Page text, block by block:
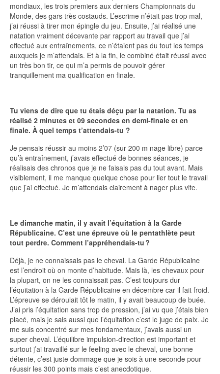
mondiaux, les trois premiers aux derniers Championnats du
Monde, des gars très costauds. L’escrime n’était pas trop mal,
j’ai réussi à tirer mon épingle du jeu. Ensuite, j’ai réalisé une
natation vraiment décevante par rapport au travail que j’ai
effectué aux entraînements, ce n’étaient pas du tout les temps
auxquels je m’attendais. Et à la fin, le combiné était réussi avec
un très bon tir, ce qui m’a permis de pouvoir gérer
tranquillement ma qualification en finale.
Tu viens de dire que tu étais déçu par la natation. Tu as
réalisé 2 minutes et 09 secondes en demi-finale et en
finale. À quel temps t’attendais-tu ?
Je pensais réussir au moins 2’07 (sur 200 m nage libre) parce
qu’à entraînement, j’avais effectué de bonnes séances, je
réalisais des chronos que je ne faisais pas du tout avant. Mais
visiblement, il me manque quelque chose pour lier tout le travail
que j’ai effectué. Je m’attendais clairement à nager plus vite.
Le dimanche matin, il y avait l’équitation à la Garde
Républicaine. C’est une épreuve où le pentathlète peut
tout perdre. Comment l’appréhendais-tu ?
Déjà, je ne connaissais pas le cheval. La Garde Républicaine
est l’endroit où on monte d’habitude. Mais là, les chevaux pour
la plupart, on ne les connaissait pas. C’est toujours dur
l’équitation à la Garde Républicaine en décembre car il fait froid.
L’épreuve se déroulait tôt le matin, il y avait beaucoup de buée.
J’ai pris l’équitation sans trop de pression, j’ai vu que j’étais bien
placé, mais je sais aussi que l’équitation c’est le juge de paix. Je
me suis concentré sur mes fondamentaux, j’avais aussi un
super cheval. L’équilibre impulsion-direction est important et
surtout j’ai travaillé sur le feeling avec le cheval, une bonne
détente, c’est juste dommage que je sois à une seconde pour
réussir les 300 points mais c’est anecdotique.